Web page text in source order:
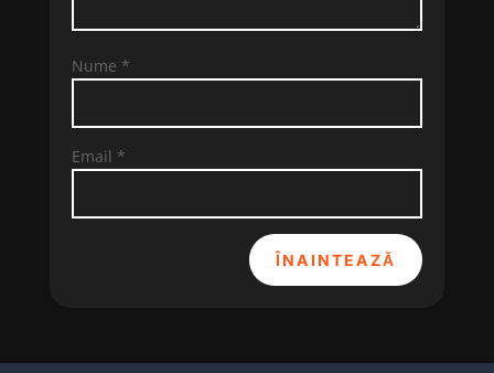
Nume *
Email *
ÎNAINTEAZĂ